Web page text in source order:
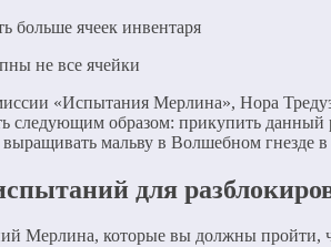
не все ячейки
«Испытания Мерлина», Нора
следующим образом: прикупить
мальву в Волшебном гнезде
для
Мерлина, которые вы должны пройти,